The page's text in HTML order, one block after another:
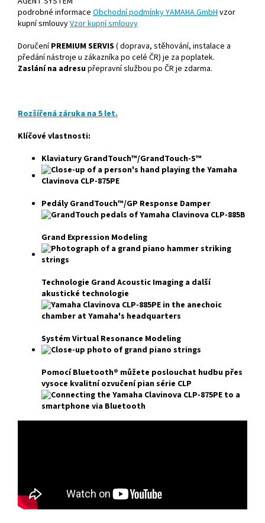
podrobné informace Obchodní podmínky YAMAHA GmbHvzor
kupní smlouvyVzor kupní smlouvy
DoručeníPREMIUM SERVIS ( doprava, stěhování, instalace a
předání nástroje u zákazníka po celé ČR) je za poplatek.
Zaslání na adresupřepravní službou po ČR je zdarma.
Rozšířená záruka na 5 let.
Klíčové vlastnosti:
Klaviatury GrandTouch™/GrandTouch-S™
Pedály GrandTouch™/GP Response Damper
Grand Expression Modeling
Technologie Grand Acoustic Imaging a další
akustické technologie
Systém Virtual Resonance Modeling
Pomocí Bluetooth® můžete poslouchat hudbu přes
vysoce kvalitní ozvučení pian série CLP